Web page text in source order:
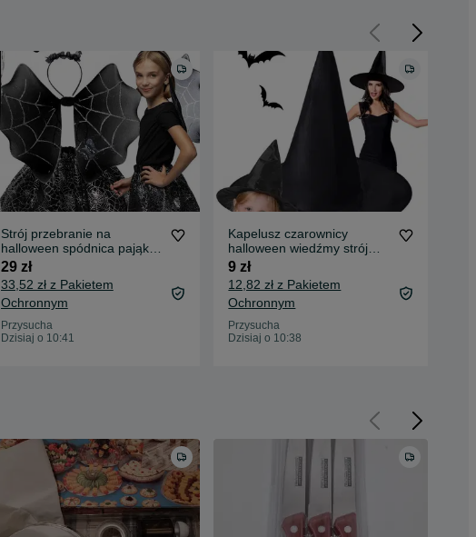
Strój przebranie na
halloween spódnica pająk
opaska motyl skrzydła
29 zł
33,52 zł z Pakietem
Ochronnym
Przysucha
Dzisiaj o 10:41
Kapelusz czarownicy
halloween wiedźmy strój
czarownicy czarny
9 zł
12,82 zł z Pakietem
Ochronnym
Przysucha
Dzisiaj o 10:38